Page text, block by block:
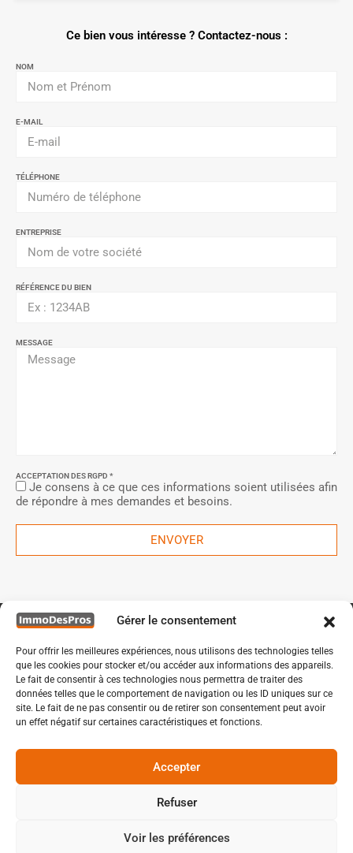
Gérer le consentement
Pour offrir les meilleures expériences, nous utilisons des technologies telles
que les cookies pour stocker et/ou accéder aux informations des appareils.
Le fait de consentir à ces technologies nous permettra de traiter des
données telles que le comportement de navigation ou les ID uniques sur ce
site. Le fait de ne pas consentir ou de retirer son consentement peut avoir
un effet négatif sur certaines caractéristiques et fonctions.
Accepter
Refuser
Voir les préférences
Ce bien vous intéresse ? Contactez-nous :
NOM
E-MAIL
TÉLÉPHONE
ENTREPRISE
RÉFÉRENCE DU BIEN
MESSAGE
ACCEPTATION DES RGPD *
Je consens à ce que ces informations soient utilisées afin
de répondre à mes demandes et besoins.
ENVOYER
ROND POINT DES RAVENNES A BONDUES
© 2021 IMMODESPROS - TOUS DROITS RESERVES -
MENTIONS LEGALES